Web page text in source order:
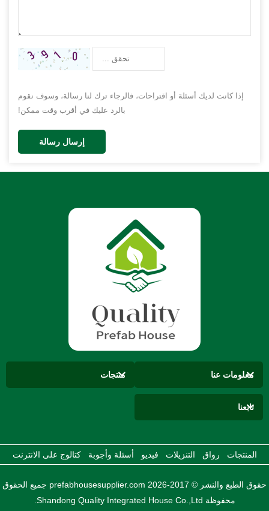
إذا كانت لديك أسئلة أو اقتراحات، فالرجاء ترك لنا رسالة، وسوف نقوم
بالرد عليك في أقرب وقت ممكن!
إرسال رسالة
معلومات عنا منتجات
تابعنا
المنتجات رواق التنزيلات فيديو أسئلة وأجوبة كتالوج على الانترنت
حقوق الطبع والنشر © 2017-2026 prefabhousesupplier.com جميع الحقوق
محفوظة Shandong Quality Integrated House Co.,Ltd.